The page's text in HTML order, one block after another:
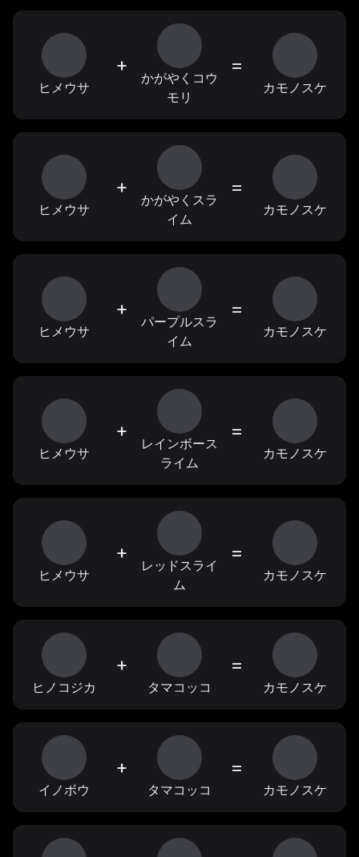
ヒメウサ
+
かがやくコウ
モリ
=
カモノスケ
ヒメウサ
+
かがやくスラ
イム
=
カモノスケ
ヒメウサ
+
パープルスラ
イム
=
カモノスケ
ヒメウサ
+
レインボース
ライム
=
カモノスケ
ヒメウサ
+
レッドスライ
ム
=
カモノスケ
ヒノコジカ
+
タマコッコ
=
カモノスケ
イノボウ
+
タマコッコ
=
カモノスケ